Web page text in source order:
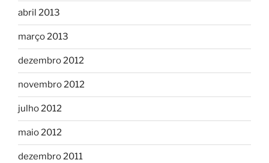
abril 2013
março 2013
dezembro 2012
novembro 2012
julho 2012
maio 2012
dezembro 2011